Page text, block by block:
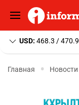
USD: 468.3 / 470.9
Главная Новости